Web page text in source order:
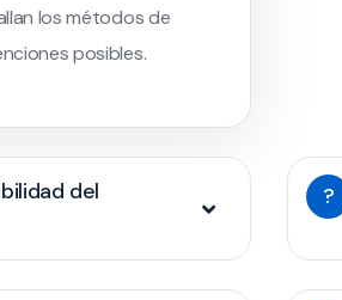
los métodos de
posibles.
del
?